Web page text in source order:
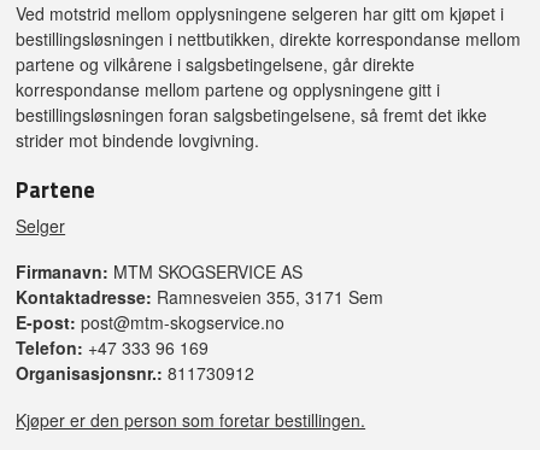
Ved motstrid mellom opplysningene selgeren har gitt om kjøpet i
bestillingsløsningen i nettbutikken, direkte korrespondanse mellom
partene og vilkårene i salgsbetingelsene, går direkte
korrespondanse mellom partene og opplysningene gitt i
bestillingsløsningen foran salgsbetingelsene, så fremt det ikke
strider mot bindende lovgivning.
Partene
Selger
Firmanavn: MTM SKOGSERVICE AS
Kontaktadresse: Ramnesveien 355, 3171 Sem
E-post: post@mtm-skogservice.no
Telefon: +47 333 96 169
Organisasjonsnr.: 811730912
Kjøper er den person som foretar bestillingen.